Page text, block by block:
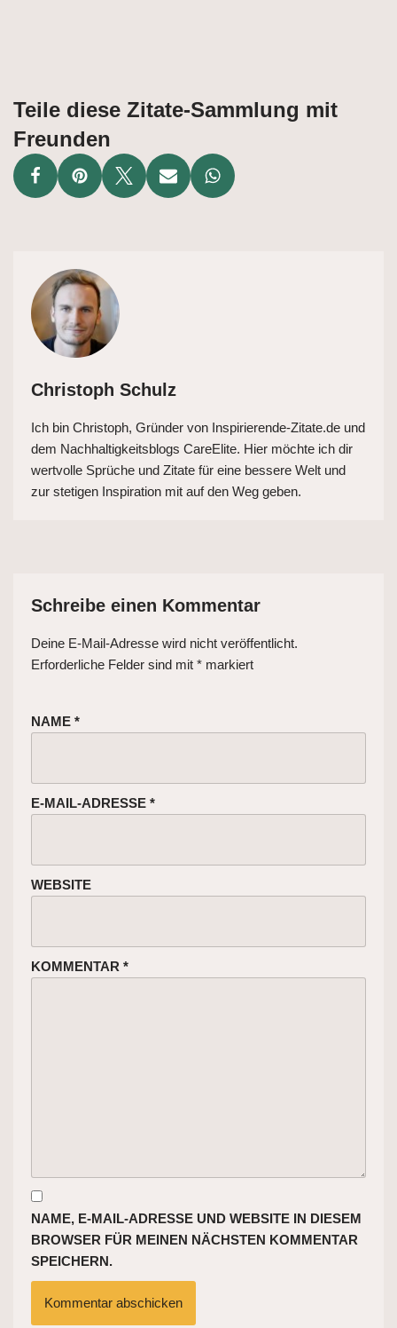
Teile diese Zitate-Sammlung mit
Freunden
Christoph Schulz
Ich bin Christoph, Gründer von Inspirierende-Zitate.de und
dem Nachhaltigkeitsblogs CareElite. Hier möchte ich dir
wertvolle Sprüche und Zitate für eine bessere Welt und
zur stetigen Inspiration mit auf den Weg geben.
Schreibe einen Kommentar
Deine E-Mail-Adresse wird nicht veröffentlicht.
Erforderliche Felder sind mit * markiert
NAME *
E-MAIL-ADRESSE *
WEBSITE
KOMMENTAR *
NAME, E-MAIL-ADRESSE UND WEBSITE IN DIESEM
BROWSER FÜR MEINEN NÄCHSTEN KOMMENTAR
SPEICHERN.